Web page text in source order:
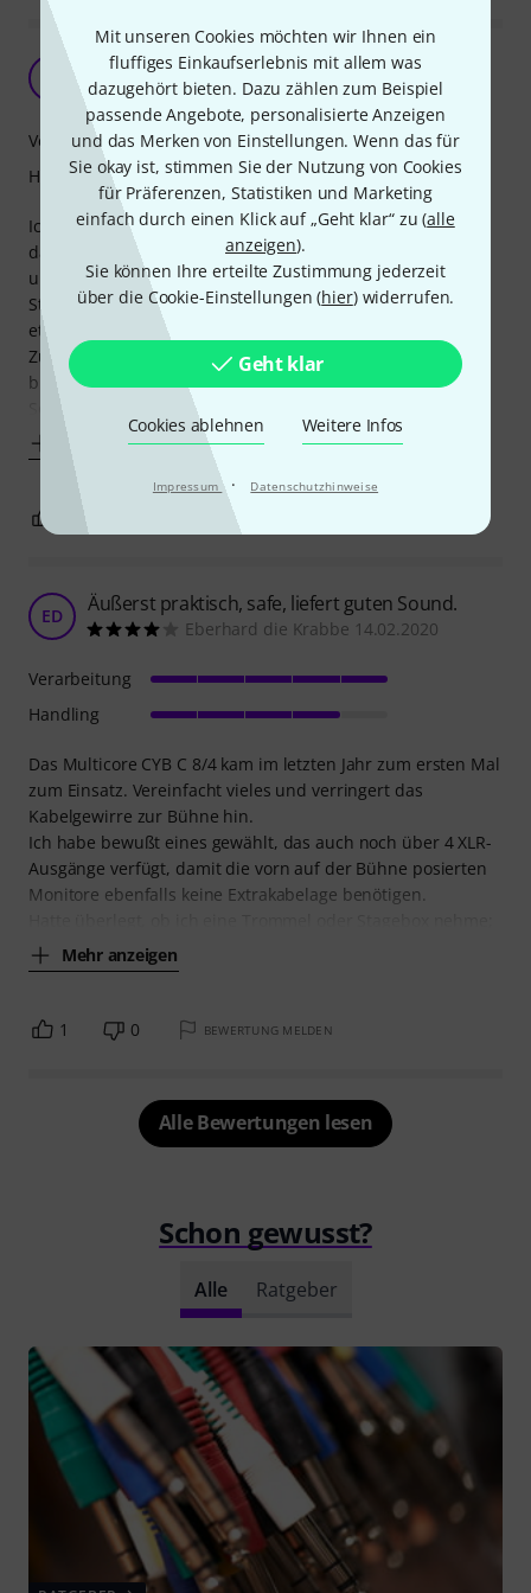
Mit unseren Cookies möchten wir Ihnen ein
fluffiges Einkaufserlebnis mit allem was
dazugehört bieten. Dazu zählen zum Beispiel
passende Angebote, personalisierte Anzeigen
und das Merken von Einstellungen. Wenn das für
Sie okay ist, stimmen Sie der Nutzung von Cookies
für Präferenzen, Statistiken und Marketing
einfach durch einen Klick auf „Geht klar“ zu (alle
anzeigen).
Sie können Ihre erteilte Zustimmung jederzeit
über die Cookie-Einstellungen (hier) widerrufen.
Geht klar
Cookies ablehnen Weitere Infos
Impressum · Datenschutzhinweise
Tut was es soll
wicked 08.03.2023
Ich habe mir zwei dieser Multicores bestellt als Ersatz für
das 16/4 er von the Sssnake was ich lange im Einsatz hatte
und auch schon mehrfach nachgelötet oder mit neuen
Steckern versehen hatte. Irgendwann ist es mal Zeit für
etwas neues.
Zum Einsatz kommt das Core bei Clubshows. Kurze Wege
bis zur Bühne, eins auf der rechten, eins auf der linken
Mehr anzeigen
Verarbeitung
Handling
BEWERTUNG MELDEN
ED Äußerst praktisch, safe, liefert guten Sound.
Eberhard die Krabbe 14.02.2020
Das Multicore CYB C 8/4 kam im letzten Jahr zum ersten Mal
zum Einsatz. Vereinfacht vieles und verringert das
Kabelgewirre zur Bühne hin.
Ich habe bewußt eines gewählt, das auch noch über 4 XLR-
Ausgänge verfügt, damit die vorn auf der Bühne posierten
Monitore ebenfalls keine Extrakabelage benötigen.
Mehr anzeigen
Verarbeitung
Handling
1 0 BEWERTUNG MELDEN
Alle Bewertungen lesen
Schon gewusst?
Alle Ratgeber